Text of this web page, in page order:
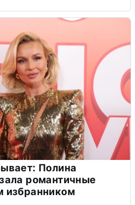
Полина
романтичные
избранником